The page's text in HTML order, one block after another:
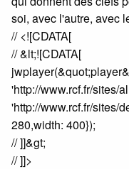
soi, avec l'autre, avec
// <![CDATA[
// &lt;![CDATA[
'http://www.rcf.fr/sites/
'http://www.rcf.fr/sites/
280,width: 400});
// ]]&gt;
// ]]>